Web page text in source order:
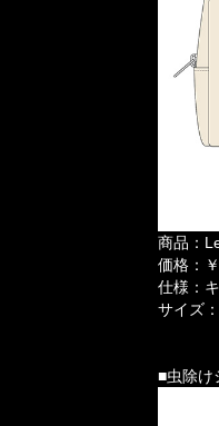
商品：
価格：
仕様：
サイズ
■虫除け